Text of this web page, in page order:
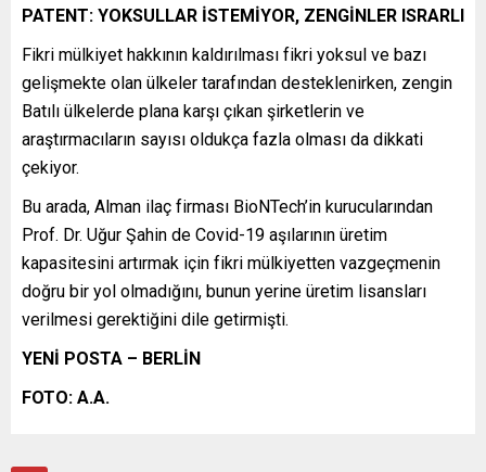
PATENT: YOKSULLAR İSTEMİYOR, ZENGİNLER ISRARLI
Fikri mülkiyet hakkının kaldırılması fikri yoksul ve bazı
gelişmekte olan ülkeler tarafından desteklenirken, zengin
Batılı ülkelerde plana karşı çıkan şirketlerin ve
araştırmacıların sayısı oldukça fazla olması da dikkati
çekiyor.
Bu arada, Alman ilaç firması BioNTech’in kurucularından
Prof. Dr. Uğur Şahin de Covid-19 aşılarının üretim
kapasitesini artırmak için fikri mülkiyetten vazgeçmenin
doğru bir yol olmadığını, bunun yerine üretim lisansları
verilmesi gerektiğini dile getirmişti.
YENİ POSTA – BERLİN
FOTO: A.A.